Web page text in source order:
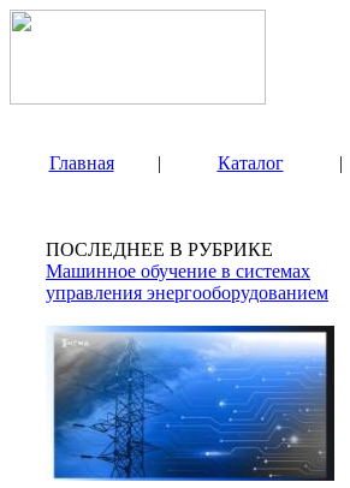
Главная | Каталог |
ПОСЛЕДНЕЕ В РУБРИКЕ
Машинное обучение в системах
управления энергооборудованием